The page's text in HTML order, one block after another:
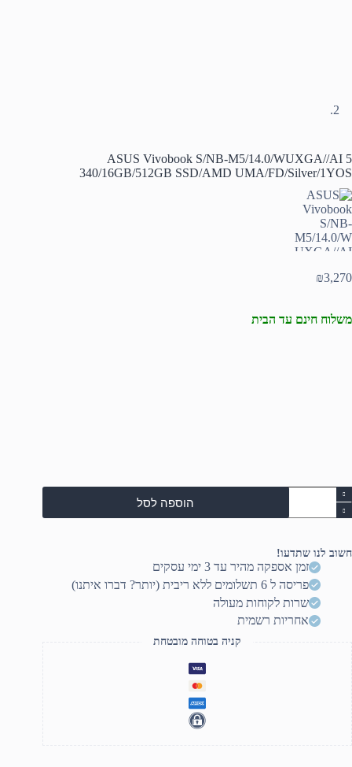
ASUS Vivobook S/NB-M5/14.0/WUXGA//AI 5
340/16GB/512GB SSD/AMD UMA/FD/Silver/1YOS
₪3,270
משלוח חינם עד הבית
כמות
של
ASUS
M5/14.0/WUXGA//AI
340/16GB/512GB
SSD/AMD
UMA/FD/Silver/1YOS
הוספה לסל
חשוב לנו שתדעו!
זמן אספקה מהיר עד 3 ימי עסקים
פריסה ל 6 תשלומים ללא ריבית (יותר? דברו איתנו)
שרות לקוחות מעולה
אחריות רשמית
קניה בטוחה מובטחת